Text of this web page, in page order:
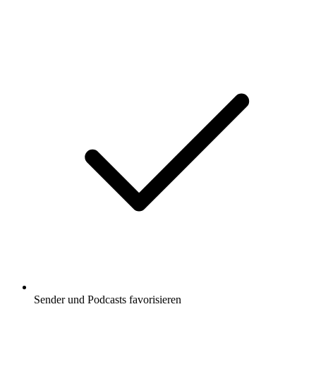
Sender und Podcasts favorisieren